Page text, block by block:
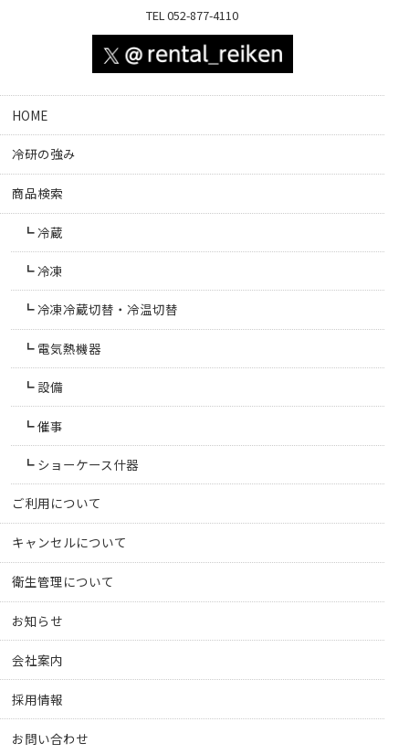
TEL 052-877-4110
HOME
冷研の強み
商品検索
冷蔵
冷凍
冷凍冷蔵切替・冷温切替
電気熱機器
設備
催事
ショーケース什器
ご利用について
キャンセルについて
衛生管理について
お知らせ
会社案内
採用情報
お問い合わせ